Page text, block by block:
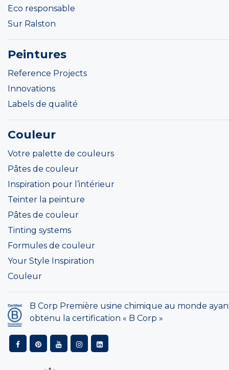
Eco responsable
Sur Ralston
Peintures
Reference Projects
Innovations
Labels de qualité
Couleur
Votre palette de couleurs
Pâtes de couleur
Inspiration pour l’intérieur
Teinter la peinture
Pâtes de couleur
Tinting systems
Formules de couleur
Your Style Inspiration
Couleur
B Corp Première usine chimique au monde
obtenu la certification « B Corp »